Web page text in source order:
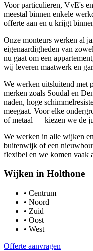
Voor particulieren, VvE's
meestal binnen enkele
offerte aan en u krijgt
Onze monteurs werken al
eigenaardigheden van
nu gaat om een
wij leveren maatwerk en
We werken uitsluitend met
merken zoals Soudal en
naden, hoge
meegaat. Voor elke
of metaal — kiezen we de
We werken in alle wijken
buitenwijk of een
flexibel en we komen vaak
Wijken in Holthone
• Centrum
• Noord
• Zuid
• Oost
• West
Offerte aanvragen